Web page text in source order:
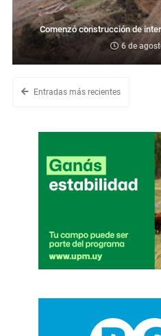
Comenzó construcción de
6 de
Entradas más recientes